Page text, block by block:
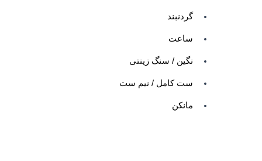
گردنبند
ساعت
نگین / سنگ زینتی
ست کامل / نیم ست
مانکن